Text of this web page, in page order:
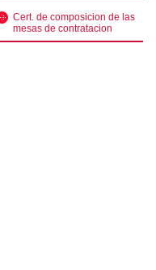
Cert. de composicion de las
mesas de contratacion